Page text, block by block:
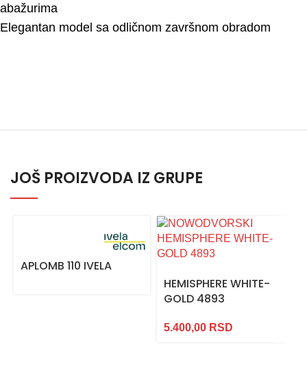
abažurima
Elegantan model sa odličnom završnom obradom
JOŠ PROIZVODA IZ GRUPE
APLOMB 110 IVELA
HEMISPHERE WHITE-
GOLD 4893
5.400,00 RSD